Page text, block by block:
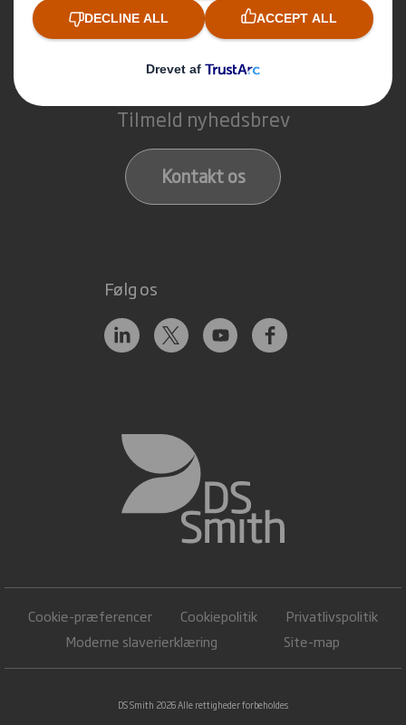
Kontakt os
Tilmeld nyhedsbrev
Kontakt os
Følg os
Cookie-præferencer Cookiepolitik
Privatlivspolitik
Moderne slaverierklæring
Site-map
DS Smith 2026 Alle rettigheder forbeholdes